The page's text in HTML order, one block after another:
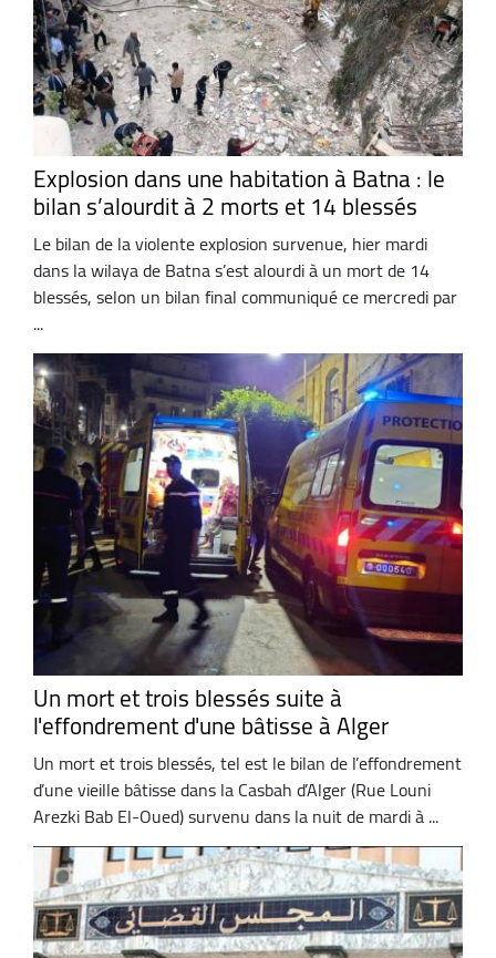
Explosion dans une habitation à Batna : le
bilan s’alourdit à 2 morts et 14 blessés
Le bilan de la violente explosion survenue, hier mardi
dans la wilaya de Batna s’est alourdi à un mort de 14
blessés, selon un bilan final communiqué ce mercredi par
...
Un mort et trois blessés suite à
l'effondrement d'une bâtisse à Alger
Un mort et trois blessés, tel est le bilan de l’effondrement
d’une vieille bâtisse dans la Casbah d’Alger (Rue Louni
Arezki Bab El-Oued) survenu dans la nuit de mardi à ...